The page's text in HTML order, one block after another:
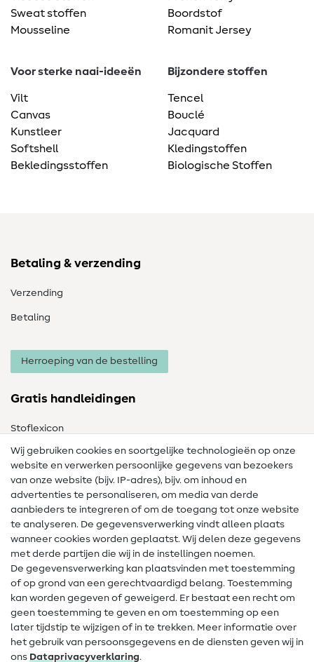
Sweat stoffen
Mousseline
Boordstof
Romanit Jersey
Voor sterke naai-ideeën
Vilt
Canvas
Kunstleer
Softshell
Bekledingsstoffen
Bijzondere stoffen
Tencel
Bouclé
Jacquard
Kledingstoffen
Biologische Stoffen
Betaling & verzending
Verzending
Betaling
Herroeping van de bestelling
Gratis handleidingen
Stoflexicon
Naailexicon
Gratis Naaipatronen
Hulp & contact
Contact
Wijziging van eigenaar
FAQ
Herroepingsrecht
Populair
Wij gebruiken cookies en soortgelijke technologieën op onze
website en verwerken persoonlijke gegevens van bezoekers
van onze website (bijv. IP-adres), bijv. om inhoud en
advertenties te personaliseren, om media van derde
aanbieders te integreren of om de toegang tot onze website
te analyseren. De gegevensverwerking vindt alleen plaats
wanneer cookies worden geplaatst. Wij delen deze gegevens
met derde partijen die wij in de instellingen noemen.
De gegevensverwerking kan plaatsvinden met toestemming
of op grond van een gerechtvaardigd belang. Toestemming
kan worden gegeven of geweigerd. Er bestaat een recht om
geen toestemming te geven en om toestemming op een
later tijdstip te wijzigen of in te trekken. Meer informatie over
het gebruik van persoonsgegevens en de diensten geven wij in
ons Data­privacy­verklaring.